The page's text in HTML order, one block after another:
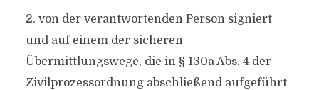
2. von der verantwortenden Person signiert
und auf einem der sicheren
Übermittlungswege, die in § 130a Abs. 4 der
Zivilprozessordnung abschließend aufgeführt